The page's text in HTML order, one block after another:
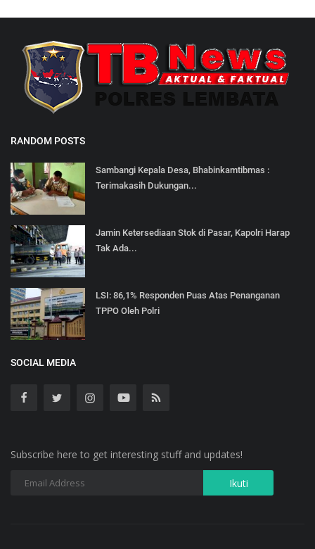
RANDOM POSTS
Sambangi Kepala Desa, Bhabinkamtibmas :
Terimakasih Dukungan...
Jamin Ketersediaan Stok di Pasar, Kapolri Harap
Tak Ada...
LSI: 86,1% Responden Puas Atas Penanganan
TPPO Oleh Polri
SOCIAL MEDIA
Subscribe here to get interesting stuff and updates!